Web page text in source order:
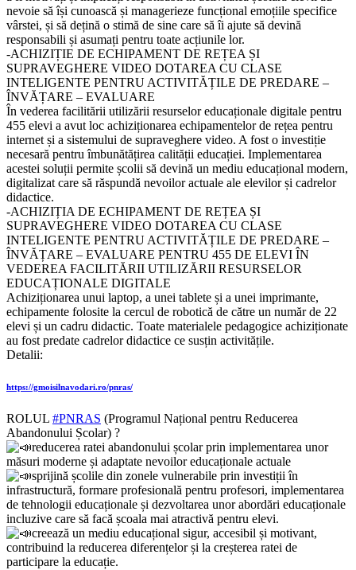
nevoie să își cunoască și managerieze funcțional emoțiile specifice
vârstei, și să dețină o stimă de sine care să îi ajute să devină
responsabili și asumați pentru toate acțiunile lor.
-ACHIZIȚIE DE ECHIPAMENT DE REȚEA ȘI
SUPRAVEGHERE VIDEO DOTAREA CU CLASE
INTELIGENTE PENTRU ACTIVITĂȚILE DE PREDARE –
ÎNVĂȚARE – EVALUARE
În vederea facilitării utilizării resurselor educaționale digitale pentru
455 elevi a avut loc achiziționarea echipamentelor de rețea pentru
internet și a sistemului de supraveghere video. A fost o investiție
necesară pentru îmbunătățirea calității educației. Implementarea
acestei soluții permite școlii să devină un mediu educațional modern,
digitalizat care să răspundă nevoilor actuale ale elevilor și cadrelor
didactice.
-ACHIZIȚIA DE ECHIPAMENT DE REȚEA ȘI
SUPRAVEGHERE VIDEO DOTAREA CU CLASE
INTELIGENTE PENTRU ACTIVITĂȚILE DE PREDARE –
ÎNVĂȚARE – EVALUARE PENTRU 455 DE ELEVI ÎN
VEDEREA FACILITĂRII UTILIZĂRII RESURSELOR
EDUCAȚIONALE DIGITALE
Achiziționarea unui laptop, a unei tablete și a unei imprimante,
echipamente folosite la cercul de robotică de către un număr de 22
elevi și un cadru didactic. Toate materialele pedagogice achiziționate
au fost predate cadrelor didactice ce susțin activitățile.
Detalii:
https://gmoisilnavodari.ro/pnras/
ROLUL #PNRAS (Programul Național pentru Reducerea
Abandonului Școlar) ?
reducerea ratei abandonului școlar prin implementarea unor
măsuri moderne și adaptate nevoilor educaționale actuale
sprijină școlile din zonele vulnerabile prin investiții în
infrastructură, formare profesională pentru profesori, implementarea
de tehnologii educaționale și dezvoltarea unor abordări educaționale
incluzive care să facă școala mai atractivă pentru elevi.
creează un mediu educațional sigur, accesibil și motivant,
contribuind la reducerea diferențelor și la creșterea ratei de
participare la educație.